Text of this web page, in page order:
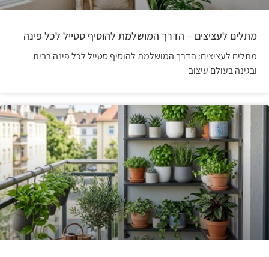
מתלים לעציצים – הדרך המושלמת להוסיף סטייל לכל פינה
מתלים לעציצים: הדרך המושלמת להוסיף סטייל לכל פינה בבית
ובגינה בעולם עיצוב